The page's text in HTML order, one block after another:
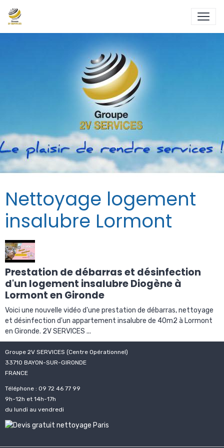
Nettoyage logement
insalubre Lormont
Prestation de débarras et désinfection
d'un logement insalubre Diogène à
Lormont en Gironde
Voici une nouvelle vidéo d'une prestation de débarras, nettoyage
et désinfection d'un appartement insalubre de 40m2 à Lormont
en Gironde. 2V SERVICES ...
Groupe 2V SERVICES (Centre Opérationnel)
33710 BAYON-SUR-GIRONDE
FRANCE
Téléphone : 09 72 46 77 99
9h-12h et 14h-17h
du lundi au vendredi